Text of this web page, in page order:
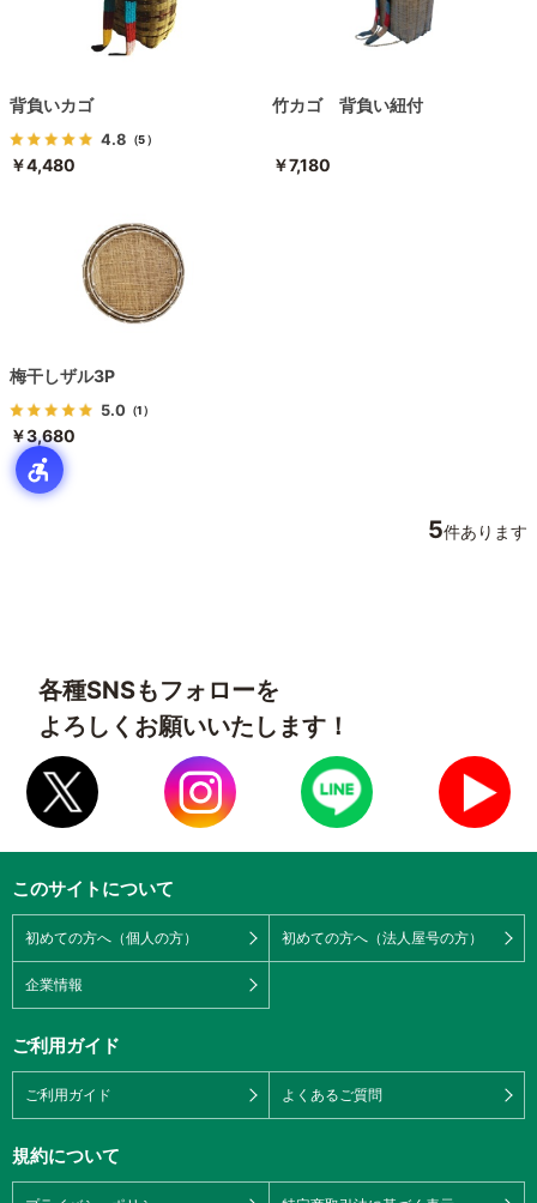
背負いカゴ
4.8 （5）
￥4,480
竹カゴ 背負い紐付
￥7,180
梅干しザル3P
5.0 （1）
￥3,680
5件あります
各種SNSもフォローを
よろしくお願いいたします！
このサイトについて
初めての方へ（個人の方） 初めての方へ（法人屋号の方）
企業情報
ご利用ガイド
ご利用ガイド よくあるご質問
規約について